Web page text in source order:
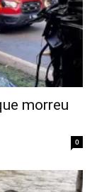
morreu
0